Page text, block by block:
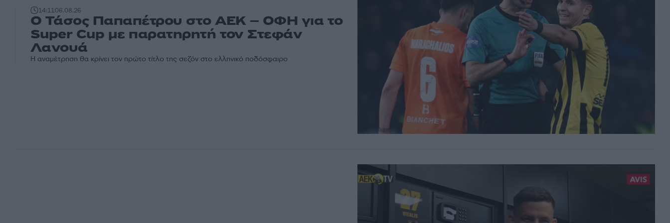
14:1106.08.26
Ο Τάσος Παπαπέτρου στο ΑΕΚ – ΟΦΗ για το
Super Cup με παρατηρητή τον Στεφάν
Λανουά
Η αναμέτρηση θα κρίνει τον πρώτο τίτλο της σεζόν στο ελληνικό ποδόσφαιρο